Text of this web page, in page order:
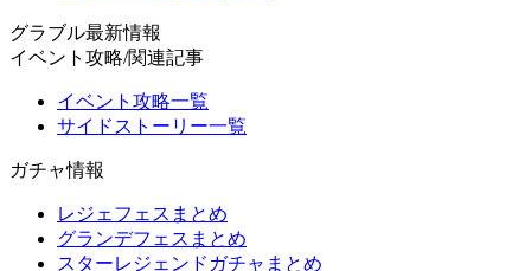
グラブル最新情報
イベント攻略/関連記事
イベント攻略一覧
サイドストーリー一覧
ガチャ情報
レジェフェスまとめ
グランデフェスまとめ
スターレジェンドガチャまとめ